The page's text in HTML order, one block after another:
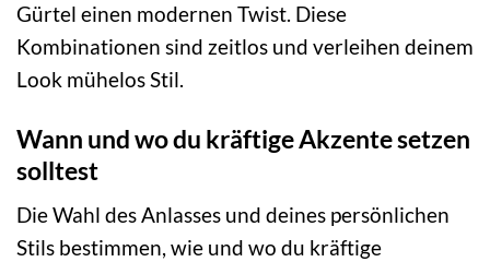
Gürtel einen modernen Twist. Diese
Kombinationen sind zeitlos und verleihen deinem
Look mühelos Stil.
Wann und wo du kräftige Akzente setzen
solltest
Die Wahl des Anlasses und deines persönlichen
Stils bestimmen, wie und wo du kräftige